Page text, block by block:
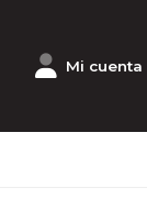
Mi cuenta